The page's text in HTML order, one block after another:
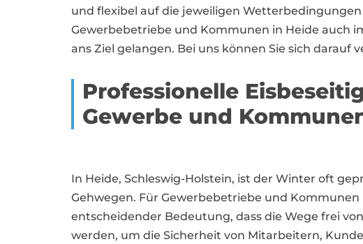
und flexibel auf die jeweiligen
Gewerbebetriebe und Kommunen in Heide auch
ans Ziel gelangen. Bei uns können Sie sich darauf
Professionelle
Gewerbe und
In Heide, Schleswig-Holstein, ist der Winter oft
Gehwegen. Für Gewerbebetriebe und Kommunen
entscheidender Bedeutung, dass die Wege frei
werden, um die Sicherheit von Mitarbeitern,